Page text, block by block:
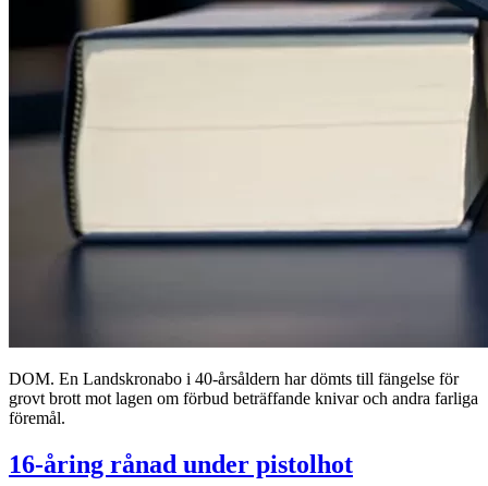
DOM. En Landskronabo i 40-årsåldern har dömts till fängelse för
grovt brott mot lagen om förbud beträffande knivar och andra farliga
föremål.
16-åring rånad under pistolhot